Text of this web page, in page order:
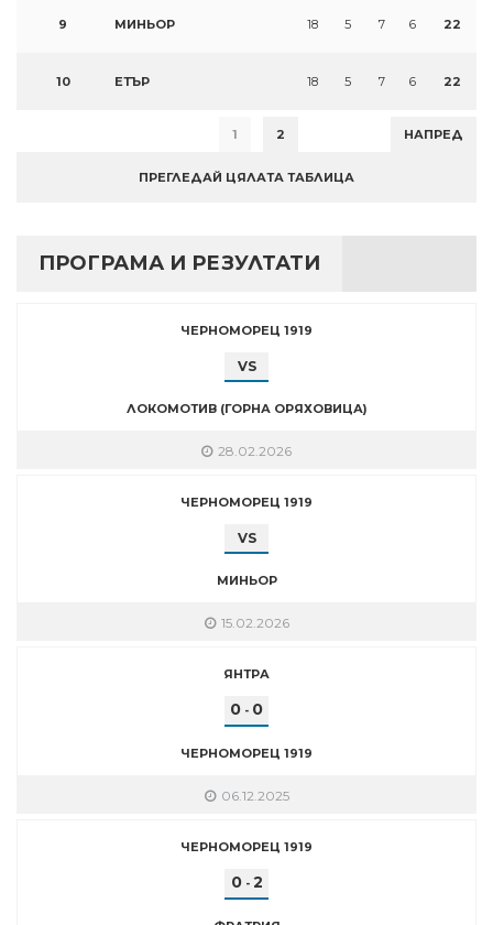
9 МИНЬОР 18 5 7 6 22
10 ЕТЪР 18 5 7 6 22
1 2 НАПРЕД
ПРЕГЛЕДАЙ ЦЯЛАТА ТАБЛИЦА
ПРОГРАМА И РЕЗУЛТАТИ
ЧЕРНОМОРЕЦ 1919
VS
ЛОКОМОТИВ (ГОРНА ОРЯХОВИЦА)
28.02.2026
ЧЕРНОМОРЕЦ 1919
VS
МИНЬОР
15.02.2026
ЯНТРА
0 - 0
ЧЕРНОМОРЕЦ 1919
06.12.2025
ЧЕРНОМОРЕЦ 1919
0- 2